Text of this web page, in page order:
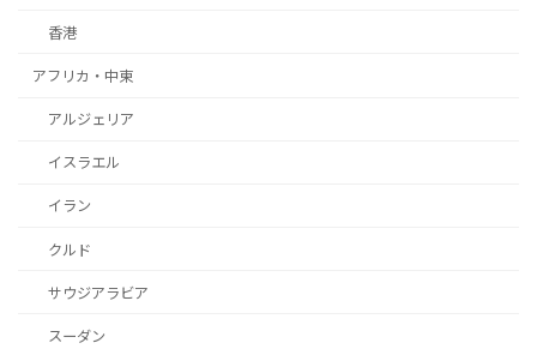
香港
アフリカ・中東
アルジェリア
イスラエル
イラン
クルド
サウジアラビア
スーダン